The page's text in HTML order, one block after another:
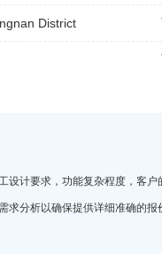
District
计要求，功能复杂程度，客户
求分析以确保提供详细准确的报